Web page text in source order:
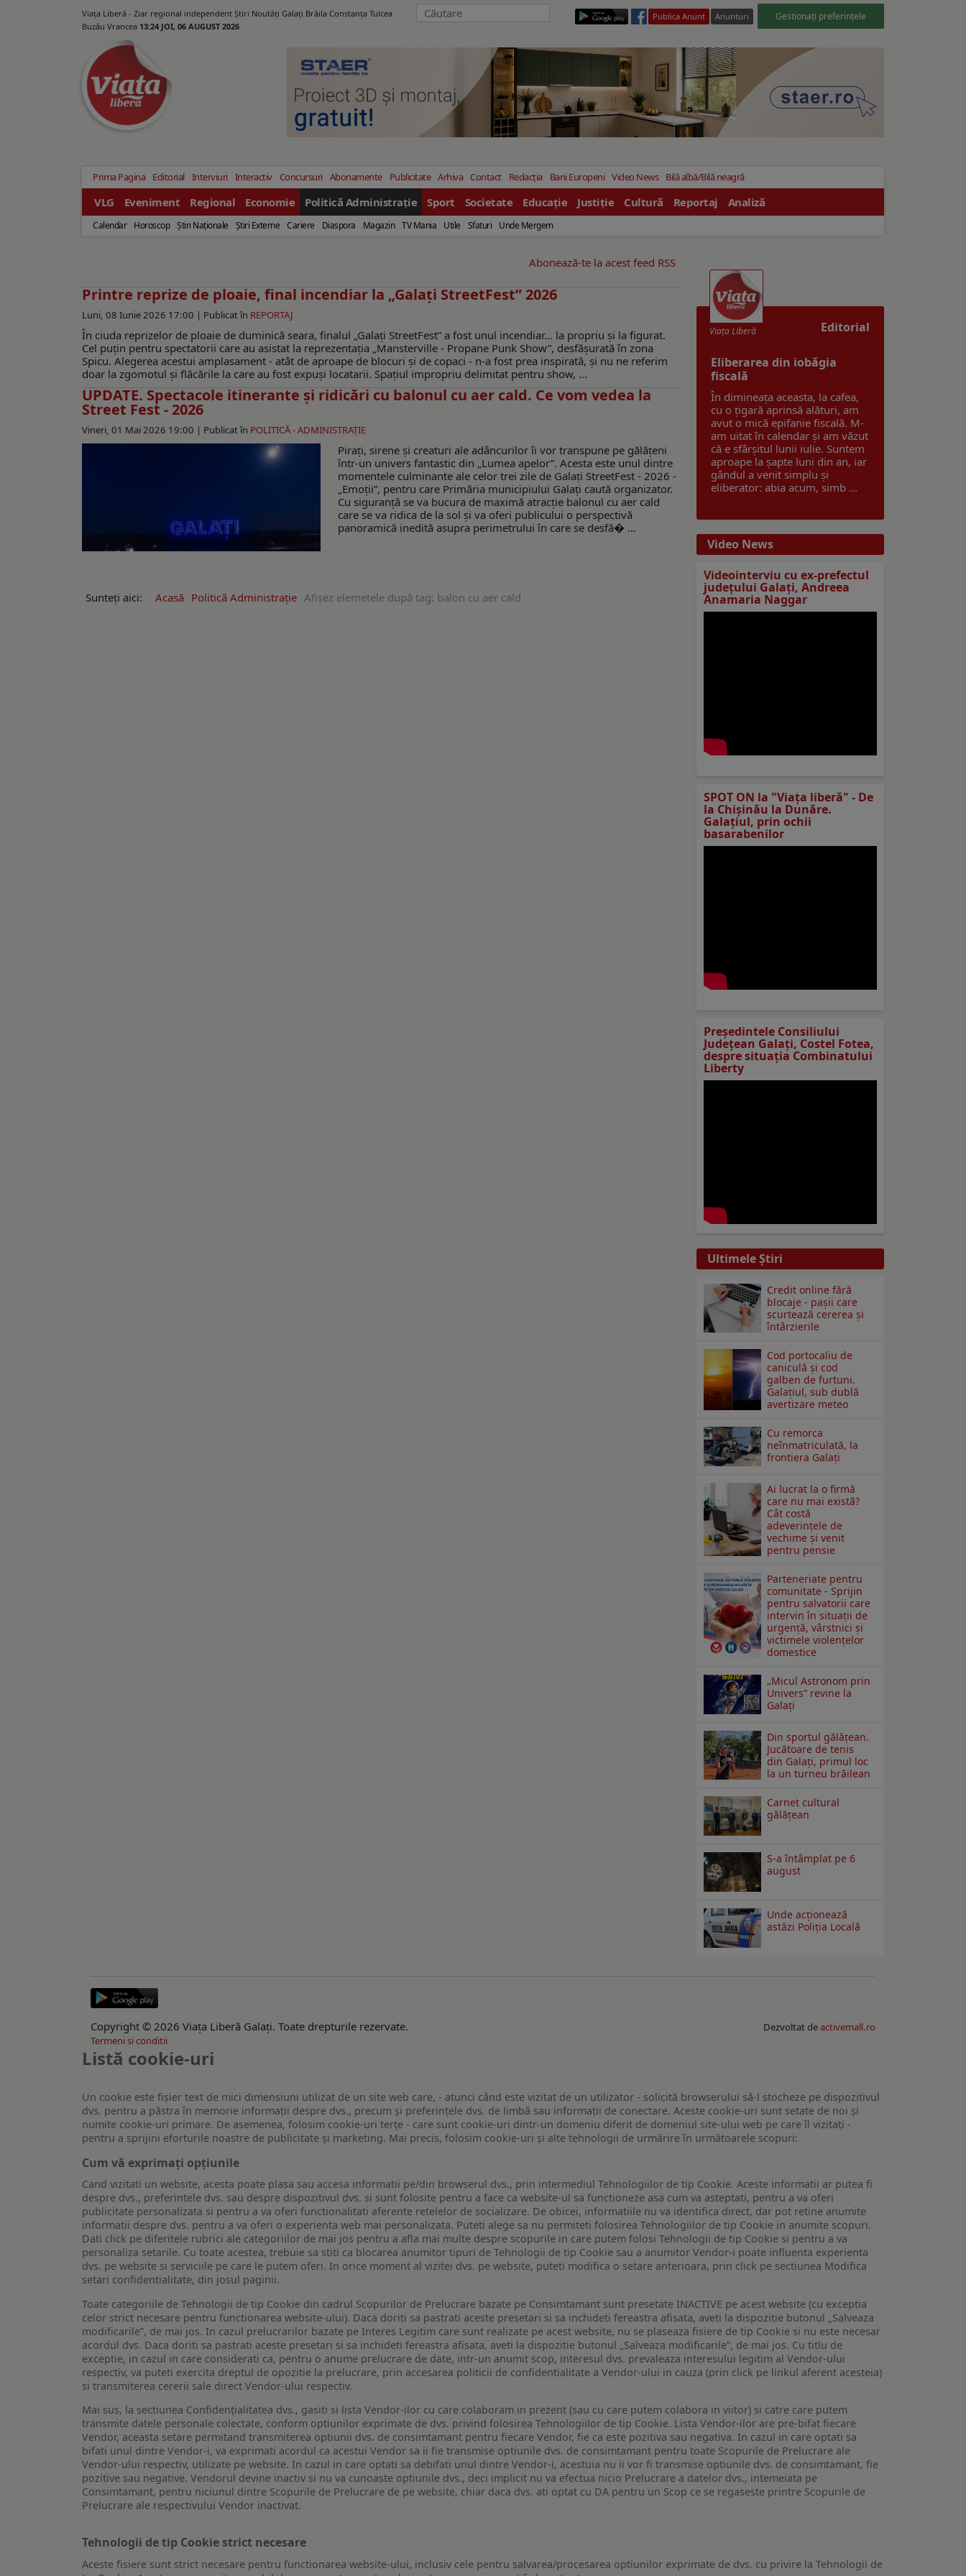
Viața Liberă - Ziar regional independent Știri Noutăți Galaţi Brăila Constanţa Tulcea
Buzău Vrancea 13:24 JOI, 06 AUGUST 2026
Publica Anunt Anunturi Gestionați preferințele
Prima Pagina Editorial Interviuri Interactiv Concursuri Abonamente Publicitate Arhiva Contact Redacția Bani Europeni Video News Bilă albă/Bilă neagră
VLG Eveniment Regional Economie Politică Administrație Sport Societate Educație Justiție Cultură Reportaj Analiză
Calendar Horoscop Ştiri Naţionale Ştiri Externe Cariere Diaspora Magazin TV Mania Utile Sfaturi Unde Mergem
Abonează-te la acest feed RSS
Printre reprize de ploaie, final incendiar la „Galați StreetFest” 2026
Luni, 08 Iunie 2026 17:00 | Publicat în REPORTAJ
În ciuda reprizelor de ploaie de duminică seara, finalul „Galați StreetFest” a fost unul incendiar... la propriu și la figurat.
Cel puțin pentru spectatorii care au asistat la reprezentația „Mansterville - Propane Punk Show”, desfăşurată în zona
Spicu. Alegerea acestui amplasament - atât de aproape de blocuri și de copaci - n-a fost prea inspirată, și nu ne referim
doar la zgomotul și flăcările la care au fost expuși locatarii. Spațiul impropriu delimitat pentru show, ...
UPDATE. Spectacole itinerante şi ridicări cu balonul cu aer cald. Ce vom vedea la
Street Fest - 2026
Vineri, 01 Mai 2026 19:00 | Publicat în POLITICĂ - ADMINISTRAŢIE
Pirați, sirene și creaturi ale adâncurilor îi vor transpune pe gălățeni
într-un univers fantastic din „Lumea apelor”. Acesta este unul dintre
momentele culminante ale celor trei zile de Galați StreetFest - 2026 -
„Emoții”, pentru care Primăria municipiului Galați caută organizator.
Cu siguranță se va bucura de maximă atracție balonul cu aer cald
care se va ridica de la sol şi va oferi publicului o perspectivă
panoramică inedită asupra perimetrului în care se desfă� ...
Sunteți aici: Acasă Politică Administrație Afişez elemetele după tag: balon cu aer cald
Editorial
Viaţa Liberă
Eliberarea din iobăgia
fiscală
În dimineața aceasta, la cafea,
cu o țigară aprinsă alături, am
avut o mică epifanie fiscală. M-
am uitat în calendar și am văzut
că e sfârșitul lunii iulie. Suntem
aproape la șapte luni din an, iar
gândul a venit simplu și
eliberator: abia acum, simb ...
Video News
Videointerviu cu ex-prefectul
judeţului Galaţi, Andreea
Anamaria Naggar
SPOT ON la "Viaţa liberă" - De
la Chișinău la Dunăre.
Galațiul, prin ochii
basarabenilor
Preşedintele Consiliului
Judeţean Galaţi, Costel Fotea,
despre situaţia Combinatului
Liberty
Ultimele Ştiri
Credit online fără
blocaje - pașii care
scurtează cererea și
întârzierile
Cod portocaliu de
caniculă și cod
galben de furtuni.
Galațiul, sub dublă
avertizare meteo
Cu remorca
neînmatriculată, la
frontiera Galați
Ai lucrat la o firmă
care nu mai există?
Cât costă
adeverințele de
vechime și venit
pentru pensie
Parteneriate pentru
comunitate - Sprijin
pentru salvatorii care
intervin în situații de
urgență, vârstnici și
victimele violențelor
domestice
„Micul Astronom prin
Univers” revine la
Galați
Din sportul gălățean.
Jucătoare de tenis
din Galați, primul loc
la un turneu brăilean
Carnet cultural
gălăţean
S-a întâmplat pe 6
august
Unde acționează
astăzi Poliția Locală
Copyright © 2026 Viaţa Liberă Galaţi. Toate drepturile rezervate. Dezvoltat deactivemall.ro
Termeni si conditii
Listă cookie-uri
Un cookie este fişier text de mici dimensiuni utilizat de un site web care, - atunci când este vizitat de un utilizator - solicită browserului să-l stocheze pe dispozitivul
dvs. pentru a păstra în memorie informații despre dvs., precum și preferințele dvs. de limbă sau informații de conectare. Aceste cookie-uri sunt setate de noi și
numite cookie-uri primare. De asemenea, folosim cookie-uri terțe - care sunt cookie-uri dintr-un domeniu diferit de domeniul site-ului web pe care îl vizitați -
pentru a sprijini eforturile noastre de publicitate și marketing. Mai precis, folosim cookie-uri și alte tehnologii de urmărire în următoarele scopuri:
Cum vă exprimați opțiunile
Cand vizitati un website, acesta poate plasa sau accesa informatii pe/din browserul dvs., prin intermediul Tehnologiilor de tip Cookie. Aceste informatii ar putea fi
despre dvs., preferintele dvs. sau despre dispozitivul dvs. si sunt folosite pentru a face ca website-ul sa functioneze asa cum va asteptati, pentru a va oferi
publicitate personalizata si pentru a va oferi functionalitati aferente retelelor de socializare. De obicei, informatiile nu va identifica direct, dar pot retine anumite
informatii despre dvs. pentru a va oferi o experienta web mai personalizata. Puteti alege sa nu permiteti folosirea Tehnologiilor de tip Cookie in anumite scopuri.
Dati click pe diferitele rubrici ale categoriilor de mai jos pentru a afla mai multe despre scopurile in care putem folosi Tehnologii de tip Cookie si pentru a va
personaliza setarile. Cu toate acestea, trebuie sa stiti ca blocarea anumitor tipuri de Tehnologii de tip Cookie sau a anumitor Vendor-i poate influenta experienta
dvs. pe website si serviciile pe care le putem oferi. In orice moment al vizitei dvs. pe website, puteti modifica o setare anterioara, prin click pe sectiunea Modifica
setari confidentialitate, din josul paginii.
Toate categoriile de Tehnologii de tip Cookie din cadrul Scopurilor de Prelucrare bazate pe Consimtamant sunt presetate INACTIVE pe acest website (cu exceptia
celor strict necesare pentru functionarea website-ului). Daca doriti sa pastrati aceste presetari si sa inchideti fereastra afisata, aveti la dispozitie butonul „Salveaza
modificarile”, de mai jos. In cazul prelucrarilor bazate pe Interes Legitim care sunt realizate pe acest website, nu se plaseaza fisiere de tip Cookie si nu este necesar
acordul dvs. Daca doriti sa pastrati aceste presetari si sa inchideti fereastra afisata, aveti la dispozitie butonul „Salveaza modificarile”, de mai jos. Cu titlu de
exceptie, in cazul in care considerati ca, pentru o anume prelucrare de date, intr-un anumit scop, interesul dvs. prevaleaza interesului legitim al Vendor-ului
respectiv, va puteti exercita dreptul de opozitie la prelucrare, prin accesarea politicii de confidentialitate a Vendor-ului in cauza (prin click pe linkul aferent acesteia)
si transmiterea cererii sale direct Vendor-ului respectiv.
Mai sus, la sectiunea Confidențialitatea dvs., gasiti si lista Vendor-ilor cu care colaboram in prezent (sau cu care putem colabora in viitor) si catre care putem
transmite datele personale colectate, conform optiunilor exprimate de dvs. privind folosirea Tehnologiilor de tip Cookie. Lista Vendor-ilor are pre-bifat fiecare
Vendor, aceasta setare permitand transmiterea optiunii dvs. de consimtamant pentru fiecare Vendor, fie ca este pozitiva sau negativa. In cazul in care optati sa
bifati unul dintre Vendor-i, va exprimati acordul ca acestui Vendor sa ii fie transmise optiunile dvs. de consimtamant pentru toate Scopurile de Prelucrare ale
Vendor-ului respectiv, utilizate pe website. In cazul in care optati sa debifati unul dintre Vendor-i, acestuia nu ii vor fi transmise optiunile dvs. de consimtamant, fie
pozitive sau negative. Vendorul devine inactiv si nu va cunoaste optiunile dvs., deci implicit nu va efectua nicio Prelucrare a datelor dvs., intemeiata pe
Consimtamant, pentru niciunul dintre Scopurile de Prelucrare de pe website, chiar daca dvs. ati optat cu DA pentru un Scop ce se regaseste printre Scopurile de
Prelucrare ale respectivului Vendor inactivat.
Tehnologii de tip Cookie strict necesare
Aceste fisiere sunt strict necesare pentru functionarea website-ului, inclusiv cele pentru salvarea/procesarea optiunilor exprimate de dvs. cu privire la Tehnologii de